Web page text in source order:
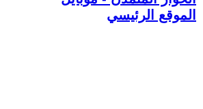
الموقع الرئيسي